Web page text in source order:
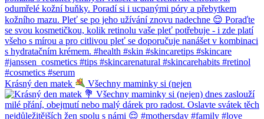
Krásný den matek Všechny maminky si (nejen